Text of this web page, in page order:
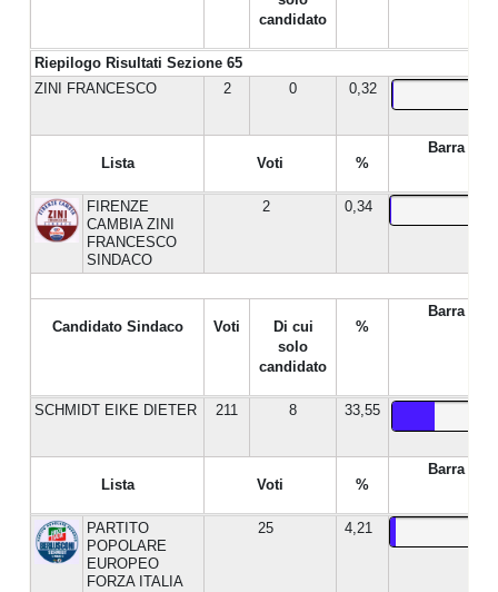
Riepilogo Risultati Sezione 65
candidato
ZINI FRANCESCO 2 0 0,32
Lista Voti %
Barra %
FIRENZE
CAMBIA ZINI
FRANCESCO
SINDACO
2 0,34
Candidato Sindaco Voti
Di cui
solo
candidato
%
Barra %
SCHMIDT EIKE DIETER 211 8 33,55
Lista Voti %
Barra %
PARTITO
POPOLARE
EUROPEO
FORZA ITALIA
25 4,21